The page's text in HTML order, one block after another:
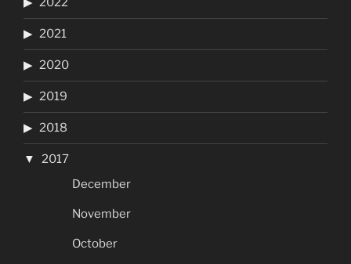
2021
2020
2019
2018
2017
December
November
October